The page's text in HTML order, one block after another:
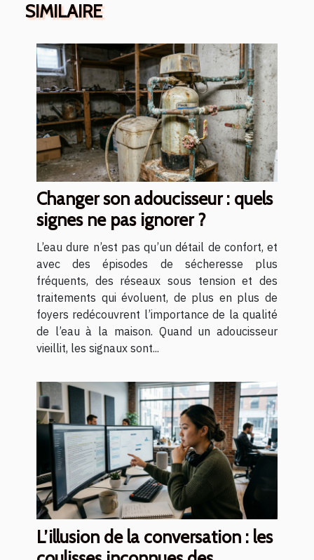
SIMILAIRE
Changer son adoucisseur : quels
signes ne pas ignorer ?
L’eau dure n’est pas qu’un détail de confort, et
avec des épisodes de sécheresse plus
fréquents, des réseaux sous tension et des
traitements qui évoluent, de plus en plus de
foyers redécouvrent l’importance de la qualité
de l’eau à la maison. Quand un adoucisseur
vieillit, les signaux sont...
L’illusion de la conversation : les